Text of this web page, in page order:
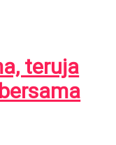
teruja